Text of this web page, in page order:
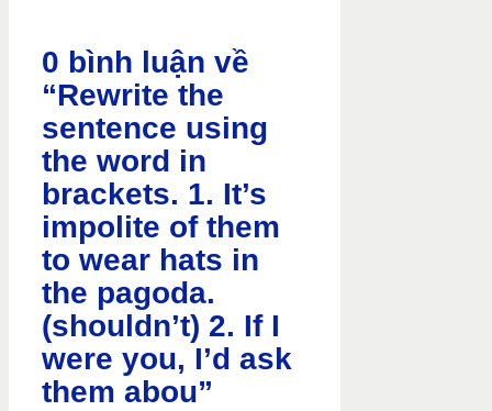
0 bình luận về
“Rewrite the
sentence using
the word in
brackets. 1. It’s
impolite of them
to wear hats in
the pagoda.
(shouldn’t) 2. If I
were you, I’d ask
them abou”